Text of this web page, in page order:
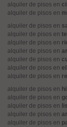
alquiler de pisos en
alquiler de pisos en
alquiler de pisos en
alquiler de pisos en
alquiler de pisos en
alquiler de pisos en
alquiler de pisos en
alquiler de pisos en
alquiler de pisos en
alquiler de pisos en
alquiler de pisos en
alquiler de pisos en
alquiler de pisos en
alquiler de pisos en